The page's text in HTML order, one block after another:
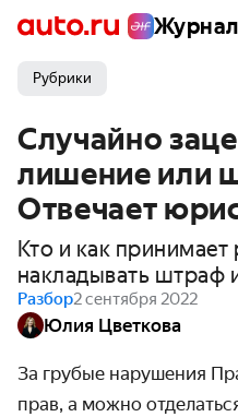
Журнал
Рубрики
Случайно
лишение или
Отвечает
Кто и как
накладывать штраф
Разбор2 сентября 2022
Юлия Цветкова
За грубые нарушения
прав, а можно